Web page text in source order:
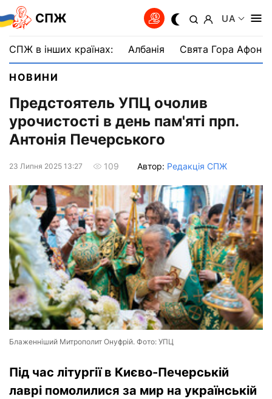
СПЖ UA
СПЖ в інших країнах: Албанія Свята Гора Афон
НОВИНИ
Предстоятель УПЦ очолив
урочистості в день пам'яті прп.
Антонія Печерського
23 Липня 2025 13:27 109 Автор: Редакція СПЖ
Блаженніший Митрополит Онуфрій. Фото: УПЦ
Під час літургії в Києво-Печерській
лаврі помолилися за мир на українській